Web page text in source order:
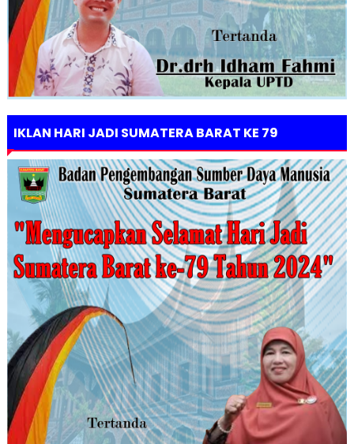
IKLAN HARI JADI SUMATERA BARAT KE 79